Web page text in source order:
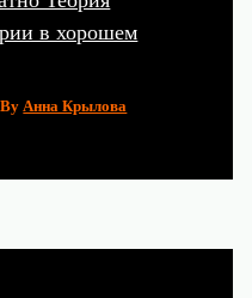
в хорошем
Анна Крылова